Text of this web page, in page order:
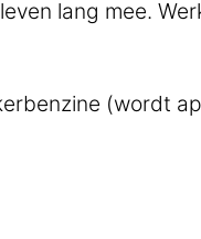
lang mee.
(wordt